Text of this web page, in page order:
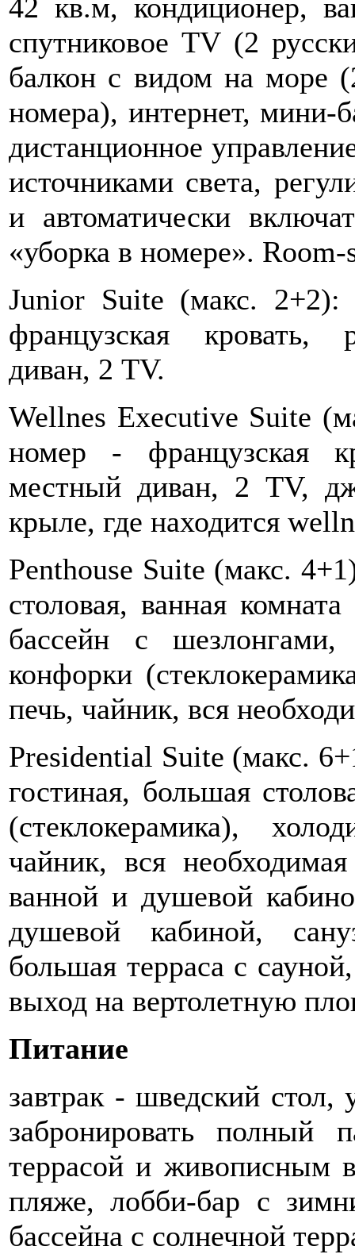
42 кв.м, кондиционер,
спутниковое ТV (2
балкон с видом на море
номера), интернет, мини-
дистанционное
источниками света,
и автоматически
«уборка в номере».
Junior Suite (макс.
французская кровать,
диван, 2 ТV.
Wellnes Executive Suite
номер - французская
местный диван, 2 ТV,
крыле, где находится
Penthouse Suite (макс.
столовая, ванная
бассейн с
конфорки
печь, чайник, вся
Presidential Suite (макс.
гостиная, большая
(стеклокерамика),
чайник, вся
ванной и душевой
душевой кабиной,
большая терраса c
выход на вертолетную
Питание
завтрак - шведский
забронировать полный
террасой и живописным
пляже, лобби-бар с
бассейна с солнечной